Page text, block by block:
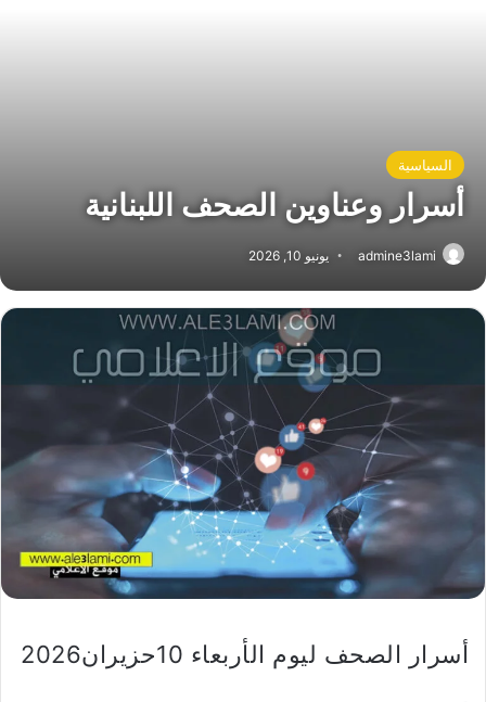
السياسية
أسرار وعناوين الصحف اللبنانية
admine3lami يونيو 10, 2026
أسرار الصحف ليوم الأربعاء 10حزيران2026